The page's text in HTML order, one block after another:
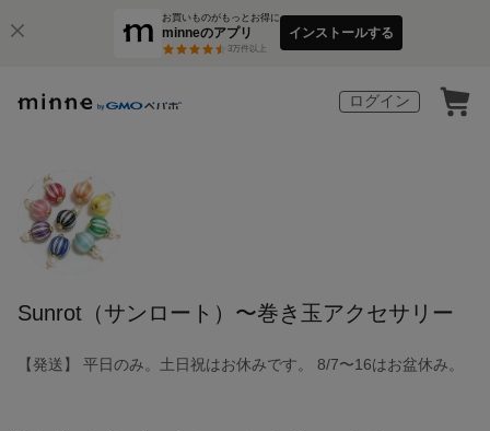
お買いものがもっとお得に
minneのアプリ
3万件以上
インストールする
ログイン
Sunrot（サンロート）〜巻き玉アクセサリー
【発送】 平日のみ。土日祝はお休みです。 8/7〜16はお盆休み。